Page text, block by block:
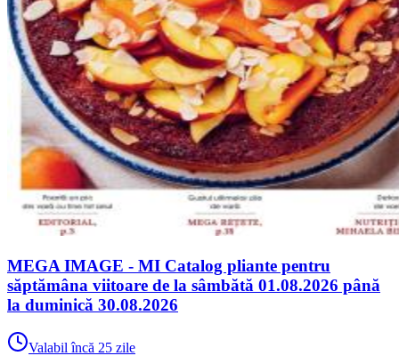
MEGA IMAGE - MI Catalog pliante pentru
săptămâna viitoare de la sâmbătă 01.08.2026 până
la duminică 30.08.2026
Valabil încă 25 zile